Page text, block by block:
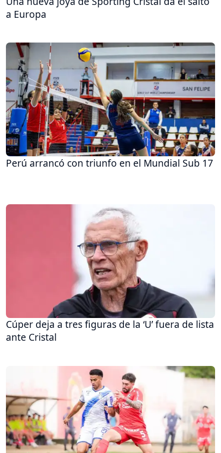
a Europa
Perú arrancó con triunfo en el Mundial Sub 17
Cúper deja a tres figuras de la ‘U’ fuera de lista
ante Cristal